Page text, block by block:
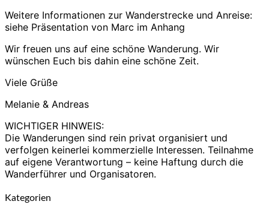
Weitere Informationen zur Wanderstrecke und Anreise:
siehe Präsentation von Marc im Anhang
Wir freuen uns auf eine schöne Wanderung. Wir
wünschen Euch bis dahin eine schöne Zeit.
Viele Grüße
Melanie & Andreas
WICHTIGER HINWEIS:
Die Wanderungen sind rein privat organisiert und
verfolgen keinerlei kommerzielle Interessen. Teilnahme
auf eigene Verantwortung – keine Haftung durch die
Wanderführer und Organisatoren.
Kategorien